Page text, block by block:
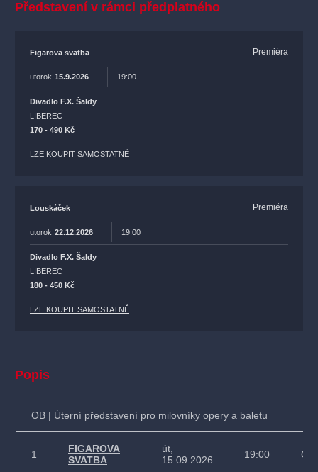
Představení v rámci předplatného
Figarova svatba Premiéra
utorok 15.9.2026 19:00
Divadlo F.X. Šaldy
LIBEREC
170 - 490 Kč
LZE KOUPIT SAMOSTATNĚ
Louskáček Premiéra
utorok 22.12.2026 19:00
Divadlo F.X. Šaldy
LIBEREC
180 - 450 Kč
LZE KOUPIT SAMOSTATNĚ
Popis
OB | Úterní představení pro milovníky opery a baletu
1
FIGAROVA
SVATBA
út,
15.09.2026
19:00